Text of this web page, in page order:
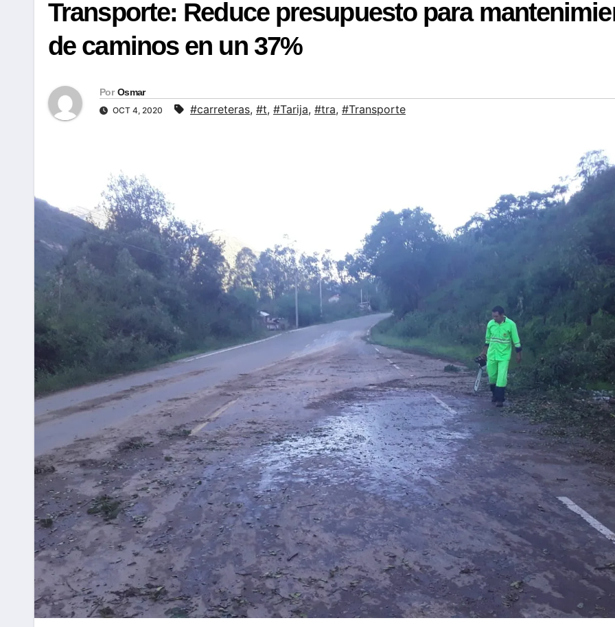
Transporte: Reduce presupuesto para
de caminos en un 37%
Por Osmar
OCT 4, 2020 #carreteras, #t, #Tarija, #tra, #Transporte